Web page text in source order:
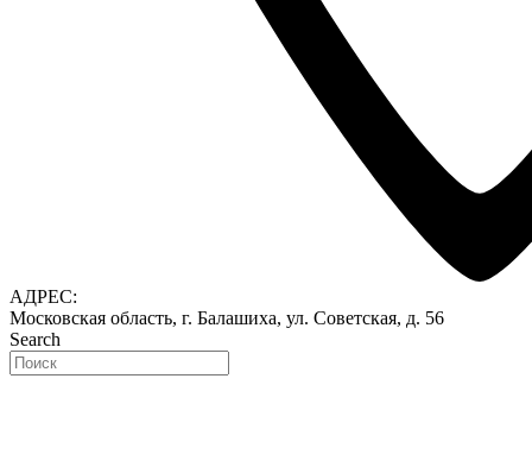
АДРЕС:
Московская область, г. Балашиха, ул. Советская, д. 56
Search